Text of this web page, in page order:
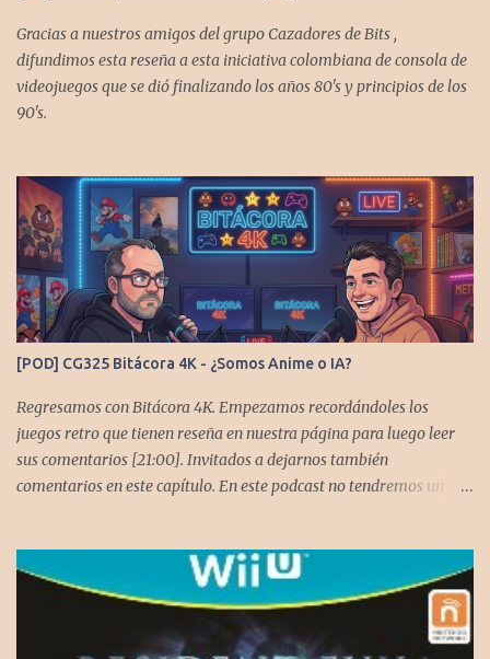
Gracias a nuestros amigos del grupo Cazadores de Bits ,
difundimos esta reseña a esta iniciativa colombiana de consola de
videojuegos que se dió finalizando los años 80's y principios de los
90's.
[POD] CG325 Bitácora 4K - ¿Somos Anime o IA?
Regresamos con Bitácora 4K. Empezamos recordándoles los
juegos retro que tienen reseña en nuestra página para luego leer
sus comentarios [21:00]. Invitados a dejarnos también
comentarios en este capítulo. En este podcast no tendremos un
@GoombaVictor y @flagstaad que no estarían aquí si no es por
ustedes. Muchas gracias a todos los que nos agregan a sus
plataformas de podcast y nos dejan comentarios en las cuentas de
redes. Spotify YouTube. Twitter -